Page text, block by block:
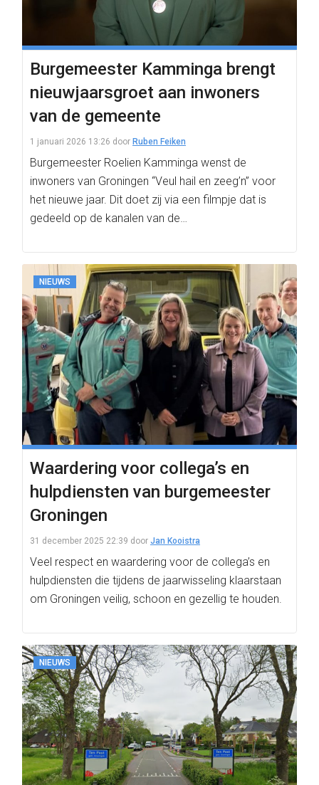
Burgemeester Kamminga brengt
nieuwjaarsgroet aan inwoners
van de gemeente
1 januari 2026 13:26 door Ruben Feiken
Burgemeester Roelien Kamminga wenst de
inwoners van Groningen “Veul hail en zeeg’n” voor
het nieuwe jaar. Dit doet zij via een filmpje dat is
gedeeld op de kanalen van de…
NIEUWS
Waardering voor collega’s en
hulpdiensten van burgemeester
Groningen
31 december 2025 22:39 door Jan Kooistra
Veel respect en waardering voor de collega’s en
hulpdiensten die tijdens de jaarwisseling klaarstaan
om Groningen veilig, schoon en gezellig te houden.
NIEUWS